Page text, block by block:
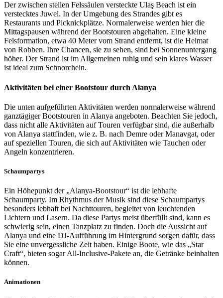
Der zwischen steilen Felssäulen versteckte Ulaş Beach ist ein
verstecktes Juwel. In der Umgebung des Strandes gibt es
Restaurants und Picknickplätze. Normalerweise werden hier die
Mittagspausen während der Bootstouren abgehalten. Eine kleine
Felsformation, etwa 40 Meter vom Strand entfernt, ist die Heimat
von Robben. Ihre Chancen, sie zu sehen, sind bei Sonnenuntergang
höher. Der Strand ist im Allgemeinen ruhig und sein klares Wasser
ist ideal zum Schnorcheln.
Aktivitäten bei einer Bootstour durch Alanya
Die unten aufgeführten Aktivitäten werden normalerweise während
ganztägiger Bootstouren in Alanya angeboten. Beachten Sie jedoch,
dass nicht alle Aktivitäten auf Touren verfügbar sind, die außerhalb
von Alanya stattfinden, wie z. B. nach Demre oder Manavgat, oder
auf speziellen Touren, die sich auf Aktivitäten wie Tauchen oder
Angeln konzentrieren.
Schaumpartys
Ein Höhepunkt der „Alanya-Bootstour“ ist die lebhafte
Schaumparty. Im Rhythmus der Musik sind diese Schaumpartys
besonders lebhaft bei Nachttouren, begleitet von leuchtenden
Lichtern und Lasern. Da diese Partys meist überfüllt sind, kann es
schwierig sein, einen Tanzplatz zu finden. Doch die Aussicht auf
Alanya und eine DJ-Aufführung im Hintergrund sorgen dafür, dass
Sie eine unvergessliche Zeit haben. Einige Boote, wie das „Star
Craft“, bieten sogar All-Inclusive-Pakete an, die Getränke beinhalten
können.
Animationen